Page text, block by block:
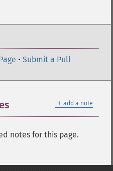
• Submit a Pull
＋ add a note
notes for this page.